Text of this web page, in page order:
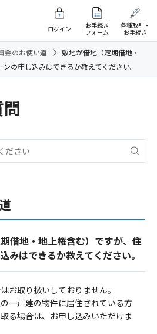
ログイン
お手続き
フォーム
各種取引・
お手続き
金のお使い道
敷地が借地（定期借地・
の申し込みはできるか教えてください。
借地・地上権含む）ですが、住
みはできるか教えてください。
お取り扱いしておりません。
一戸建の物件に居住されている方
る場合は、お申し込みいただけま